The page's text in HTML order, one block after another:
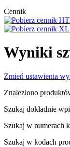
Cennik
Wyniki
Zmień ustawienia
Znaleziono
Szukaj dokładnie
Szukaj w numerach
Szukaj w kodach